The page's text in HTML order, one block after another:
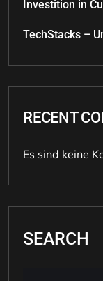
Investition in
TechStacks –
RECENT
Es sind keine
SEARCH